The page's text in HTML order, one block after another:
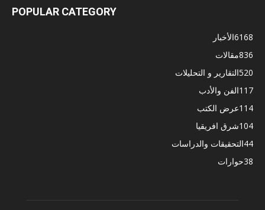
POPULAR CATEGORY
الأخبار6168
مقالات836
التقارير و التحليلات520
الفن والأدب117
عرض الكتب114
شرق افريقيا104
التحقيقات والدراسات44
حوارات38